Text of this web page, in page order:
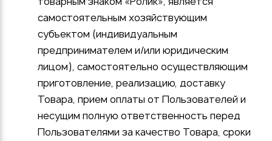
самостоятельным хозяйствующим
субъектом (индивидуальным
предпринимателем и/или юридическим
лицом), самостоятельно осуществляющим
приготовление, реализацию, доставку
Товара, прием оплаты от Пользователей и
несущим полную ответственность перед
Пользователями за качество Товара, сроки